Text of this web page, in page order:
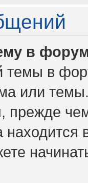
в
темы в
или
прежде